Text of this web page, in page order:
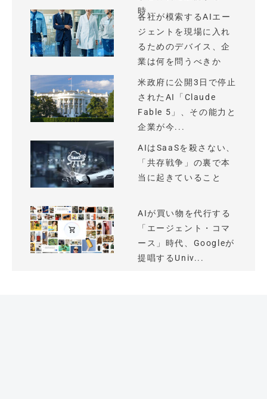
時...
各社が模索するAIエー
ジェントを現場に入れ
るためのデバイス、企
業は何を問うべきか
米政府に公開3日で停止
されたAI「Claude
Fable 5」、その能力と
企業が今...
AIはSaaSを殺さない、
「共存戦争」の裏で本
当に起きていること
AIが買い物を代行する
「エージェント・コマ
ース」時代、Googleが
提唱するUniv...